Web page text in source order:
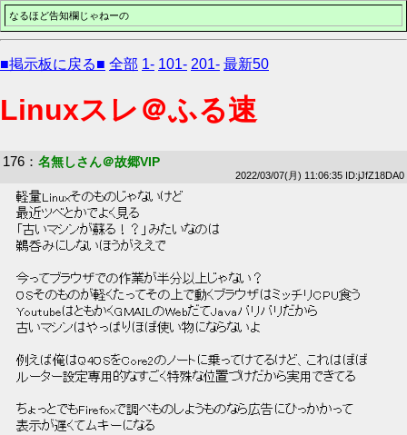
なるほど告知欄じゃねーの
■掲示板に戻る■ 全部 1- 101- 201- 最新50
Linuxスレ＠ふる速
176 ： 名無しさん＠故郷VIP
2022/03/07(月) 11:06:35 ID:jJfZ18DA0
軽量Linuxそのものじゃないけど
最近ツベとかでよく見る
「古いマシンが蘇る！？」みたいなのは
鵜呑みにしないほうがええで
今ってブラウザでの作業が半分以上じゃない？
OSそのものが軽くたってその上で動くブラウザはミッチリCPU食う
YoutubeはともかくGMAILのWebだてJavaバリバリだから
古いマシンはやっぱりほぼ使い物にならないよ
例えば俺はQ4OSをCore2のノートに乗ってけてるけど、これはぼぼ
ルーター設定専用的なすごく特殊な位置づけだから実用できてる
ちょっとでもFirefoxで調べものしようものなら広告にひっかかって
表示が遅くてムキーになる